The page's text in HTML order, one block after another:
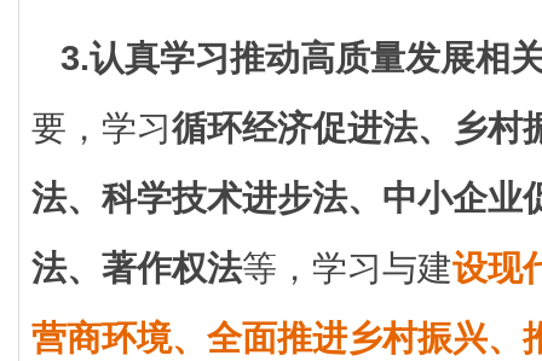
3.认真学习推动高质量发展相
要，学习循环经济促进法、乡村
法、科学技术进步法、中小企业
法、著作权法等，学习与建设现
营商环境、全面推进乡村振兴、